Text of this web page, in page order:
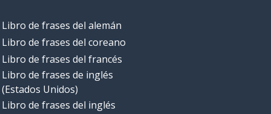
Libro de frases del alemán
Libro de frases del coreano
Libro de frases del francés
Libro de frases de inglés
(Estados Unidos)
Libro de frases del inglés